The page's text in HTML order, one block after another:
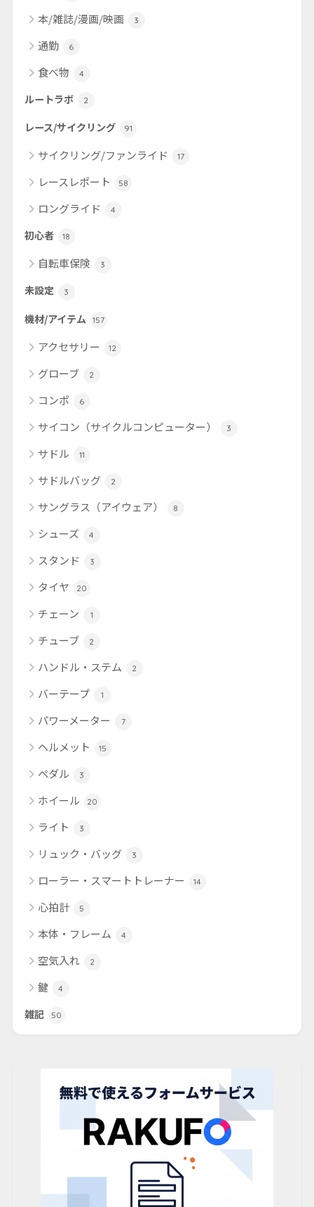
本/雑誌/漫画/映画 3
通勤 6
食べ物 4
ルートラボ 2
レース/サイクリング 91
サイクリング/ファンライド 17
レースレポート 58
ロングライド 4
初心者 18
自転車保険 3
未設定 3
機材/アイテム 157
アクセサリー 12
グローブ 2
コンポ 6
サイコン（サイクルコンピューター） 3
サドル 11
サドルバッグ 2
サングラス（アイウェア） 8
シューズ 4
スタンド 3
タイヤ 20
チェーン 1
チューブ 2
ハンドル・ステム 2
バーテープ 1
パワーメーター 7
ヘルメット 15
ペダル 3
ホイール 20
ライト 3
リュック・バッグ 3
ローラー・スマートトレーナー 14
心拍計 5
本体・フレーム 4
空気入れ 2
鍵 4
雑記 50